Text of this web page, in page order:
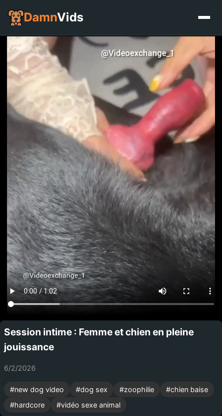
DamnVids
Session intime : Femme et chien en pleine
jouissance
6/2/2026
#new dog video #dog sex #zoophilie #chien baise
#hardcore #vidéo sexe animal